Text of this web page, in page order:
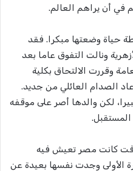
أن يراهم العالم.
حياة وضعتها مبكرا. فقد
ونالت التفوق عاما بعد
وقررت الالتحاق بكلية
الصدام العائلي من جديد.
لكن والدها أصر على موقفه
المستقبل.
عام 2012 في وقت كانت مصر تعيش فيه
الأولى وجدت نفسها بعيدة عن